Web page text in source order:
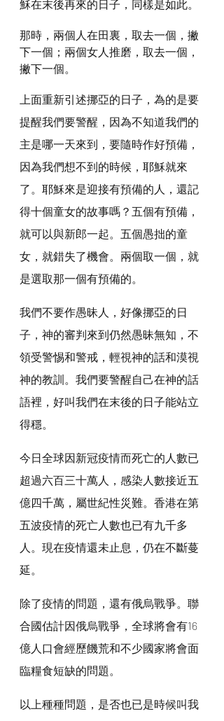
穌在末後再來的日子，同樣是如此。
那時，兩個人在田裏，取去一個，撇
下一個；兩個女人推磨，取去一個，
撇下一個。
上面重新引述挪亞的日子，為的是要
提醒我們要警醒，因為不知道我們的
主是哪一天來到，要隨時作好預備，
因為我們想不到的時候，耶穌就來
了。耶穌來是迎接有預備的人，還記
得十個童女的故事嗎？五個有預備，
就可以與新郎一起。五個愚拙的童
女，就錯失了機會。兩個取一個，就
是選取那一個有預備的。
我們不要作愚昧人，好像挪亞的日
子，神的審判來到仍然愚昧無知，不
領受警惕和警戒，輕視神的話和漠視
神的教訓。我們要警醒自己在神的話
語裡，好叫我們在末後的日子能站立
得穩。
今日全球因新冠疫情而死亡的人數已
超過六百三十萬人，感染人數接近五
億四千萬，屬世紀性災難。香港在第
五波疫情的死亡人數也已有九千多
人。現在疫情還未止息，仍在不斷蔓
延。
除了疫情的問題，還有俄烏戰爭。聯
合國估計因俄烏戰爭，全球將會有16
億人口會經歷饑荒和不少國家將會面
臨糧食短缺的問題。
以上種種問題，是否也已是時候叫我